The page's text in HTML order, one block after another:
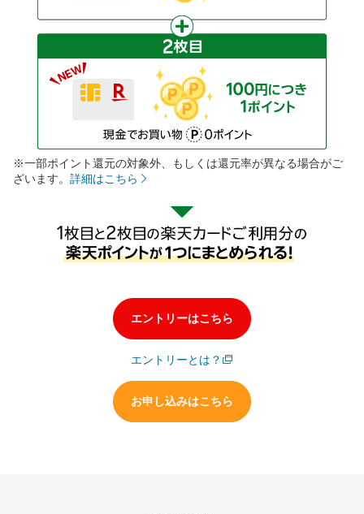
※一部ポイント還元の対象外、もしくは還元率が異なる場合がご
ざいます。 詳細はこちら
エントリーはこちら
エントリーとは？
お申し込みはこちら